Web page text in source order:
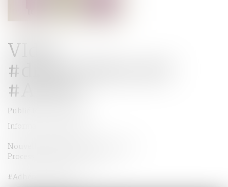
VIdeo
#droitcollaboratif
#AFPDC
Publié le :
Informations générales
Nouvelle vidéo du droit collaboratif :
Processus pour des accords
#Adhérent #AFPDC